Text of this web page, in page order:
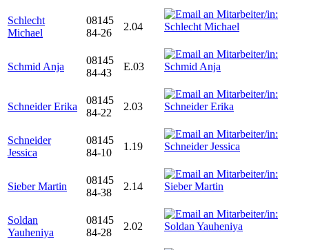
Schlecht
Michael
08145
84-26
2.04
Schmid Anja
08145
84-43
E.03
Schneider Erika
08145
84-22
2.03
Schneider
Jessica
08145
84-10
1.19
Sieber Martin
08145
84-38
2.14
Soldan
Yauheniya
08145
84-28
2.02